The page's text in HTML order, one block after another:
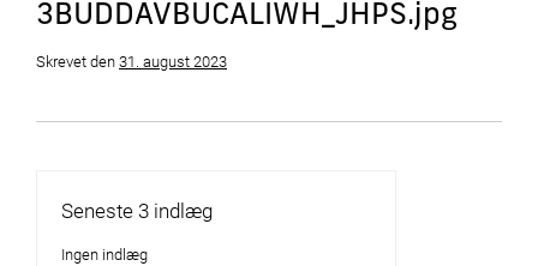
3BUDDAVBUCALIWH_JHPS.jpg
Skrevetden31. august 2023
Seneste 3 indlæg
Ingen indlæg